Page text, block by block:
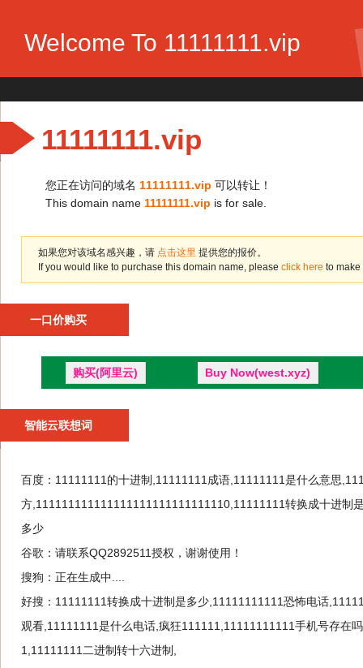
Welcome To 11111111.vip
11111111.vip
您正在访问的域名 11111111.vip 可以转让！
This domain name 11111111.vip is for sale.
如果您对该域名感兴趣，请 点击这里 提供您的报价。
If you would like to purchase this domain name, please click here to make
一口价购买
购买(阿里云) Buy Now(west.xyz)
智能云联想词
百度： 11111111的十进制,11111111成语,11111111是什么意思
方,111111111111111111111111111110,11111111转换成十进制
多少
谷歌： 请联系QQ2892511授权，谢谢使用！
搜狗： 正在生成中....
好搜： 11111111转换成十进制是多少,11111111111恐怖电话
观看,11111111是什么电话,疯狂111111,11111111111手机号存在
1,11111111二进制转十六进制,